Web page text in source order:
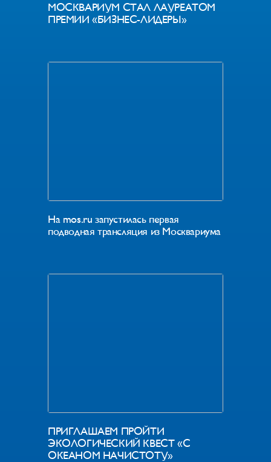
МОСКВАРИУМ СТАЛ ЛАУРЕАТОМ
ПРЕМИИ «БИЗНЕС-ЛИДЕРЫ»
На mos.ru запустилась первая
подводная трансляция из Москвариума
ПРИГЛАШАЕМ ПРОЙТИ
ЭКОЛОГИЧЕСКИЙ КВЕСТ «С
ОКЕАНОМ НАЧИСТОТУ»